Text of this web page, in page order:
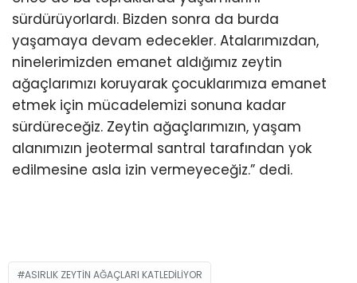
sürdürüyorlardı. Bizden sonra da burda
yaşamaya devam edecekler. Atalarımızdan,
ninelerimizden emanet aldığımız zeytin
ağaçlarımızı koruyarak çocuklarımıza emanet
etmek için mücadelemizi sonuna kadar
sürdüreceğiz. Zeytin ağaçlarımızın, yaşam
alanımızın jeotermal santral tarafından yok
edilmesine asla izin vermeyeceğiz.” dedi.
ASIRLIK ZEYTIN AĞAÇLARI KATLEDILIYOR